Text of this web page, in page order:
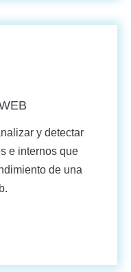
y detectar
e internos que
de una